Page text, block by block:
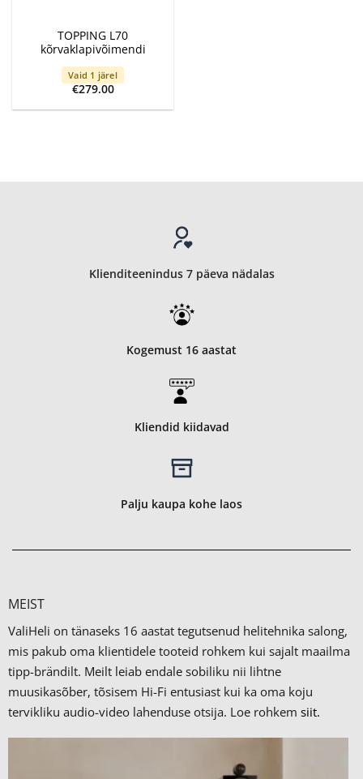
TOPPING L70
kõrvaklapivõimendi
Vaid 1 järel
€279.00
Klienditeenindus 7 päeva nädalas
Kogemust 16 aastat
Kliendid kiidavad
Palju kaupa kohe laos
MEIST
ValiHeli on tänaseks 16 aastat tegutsenud helitehnika salong,
mis pakub oma klientidele tooteid rohkem kui sajalt maailma
tipp-brändilt. Meilt leiab endale sobiliku nii lihtne
muusikasõber, tõsisem Hi-Fi entusiast kui ka oma koju
tervikliku audio-video lahenduse otsija. Loe rohkem siit.